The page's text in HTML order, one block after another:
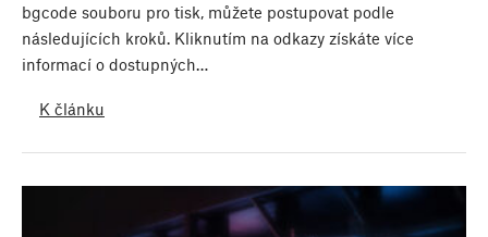
bgcode souboru pro tisk, můžete postupovat podle
následujících kroků. Kliknutím na odkazy získáte více
informací o dostupných…
K článku